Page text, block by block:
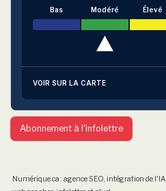
Bas Modéré Élevé
VOIR SUR LA CARTE
Abonnement à l'infolettre
Numérique.ca : agence SEO, intégration de l'IA